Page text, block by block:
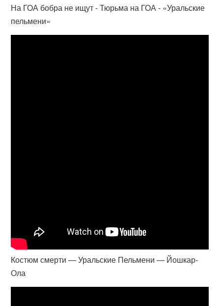
На ГОА бобра не ищут - Тюрьма на ГОА - «Уральские
пельмени»
Костюм смерти — Уральские Пельмени — Йошкар-
Ола